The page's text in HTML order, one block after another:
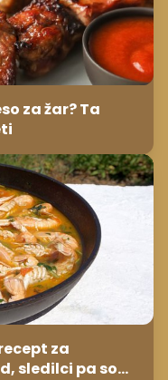
za žar? Ta
za
sledilci pa so